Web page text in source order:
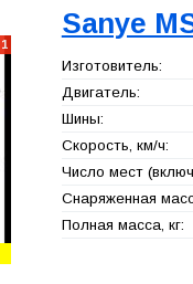
1
Sanye
Изготовитель:
Двигатель:
Шины:
Скорость, км/ч:
Число мест
Снаряженная
Полная масса, кг: